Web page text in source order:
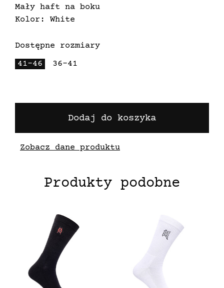
Mały haft na boku
Kolor: White
Dostępne rozmiary
41-46
36-41
Dodaj do koszyka
Zobacz dane produktu
Produkty podobne